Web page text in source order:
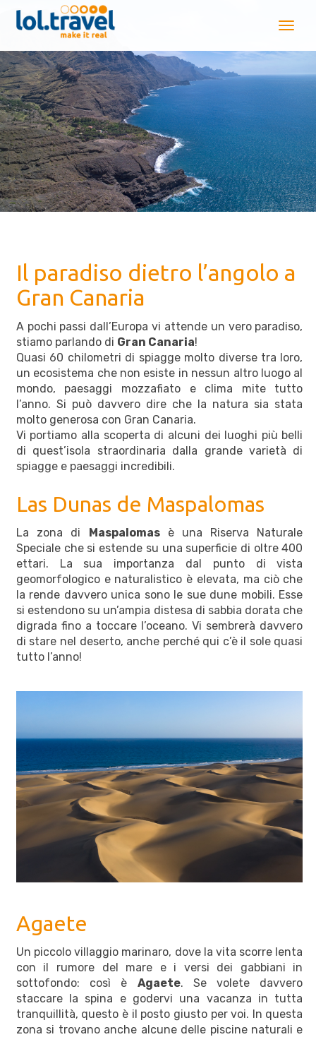
Il paradiso dietro l’angolo a
Gran Canaria
A pochi passi dall’Europa vi attende un vero paradiso,
stiamo parlando di Gran Canaria!
Quasi 60 chilometri di spiagge molto diverse tra loro,
un ecosistema che non esiste in nessun altro luogo al
mondo, paesaggi mozzafiato e clima mite tutto
l’anno. Si può davvero dire che la natura sia stata
molto generosa con Gran Canaria.
Vi portiamo alla scoperta di alcuni dei luoghi più belli
di quest’isola straordinaria dalla grande varietà di
spiagge e paesaggi incredibili.
Las Dunas de Maspalomas
La zona di Maspalomasè una Riserva Naturale
Speciale che si estende su una superficie di oltre 400
ettari. La sua importanza dal punto di vista
geomorfologico e naturalistico è elevata, ma ciò che
la rende davvero unica sono le sue dune mobili. Esse
si estendono su un’ampia distesa di sabbia dorata che
digrada fino a toccare l’oceano. Vi sembrerà davvero
di stare nel deserto, anche perché qui c’è il sole quasi
tutto l’anno!
Agaete
Un piccolo villaggio marinaro, dove la vita scorre lenta
con il rumore del mare e i versi dei gabbiani in
sottofondo: così è Agaete. Se volete davvero
staccare la spina e godervi una vacanza in tutta
tranquillità, questo è il posto giusto per voi. In questa
zona si trovano anche alcune delle piscine naturali e